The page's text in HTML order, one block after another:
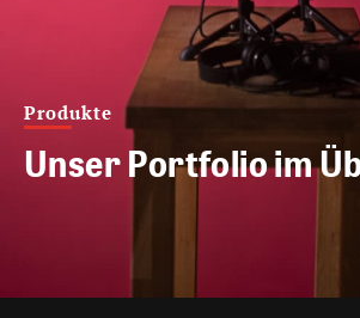
Produkte
Unser Portfolio im